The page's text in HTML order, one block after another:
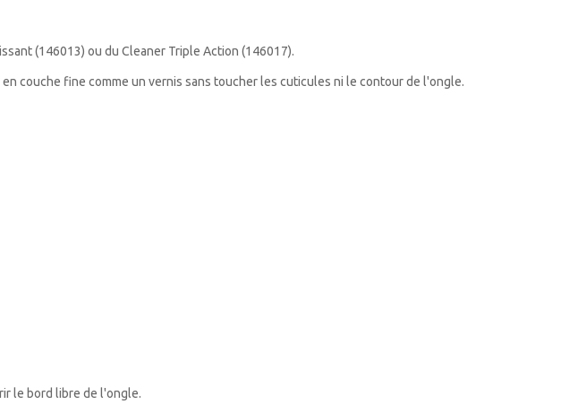
(146013) ou du Cleaner Triple Action (146017).
couche fine comme un vernis sans toucher les cuticules ni le contour de l'ongle.
le bord libre de l'ongle.